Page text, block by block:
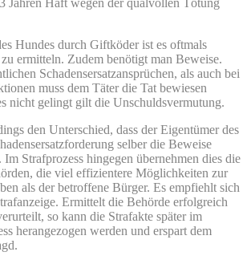
Jahren Haft wegen der qualvollen Tötung
Hundes durch Giftköder ist es oftmals
ermitteln. Zudem benötigt man Beweise.
Schadensersatzansprüchen, als auch bei
muss dem Täter die Tat bewiesen
nicht gelingt gilt die Unschuldsvermutung.
den Unterschied, dass der Eigentümer des
selber die Beweise
Strafprozess hingegen übernehmen dies die
die viel effizientere Möglichkeiten zur
als der betroffene Bürger. Es empfiehlt sich
Ermittelt die Behörde erfolgreich
so kann die Strafakte später im
herangezogen werden und erspart dem